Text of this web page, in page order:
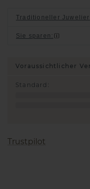
Traditioneller Juwelier
Sie sparen :
Voraussichtlicher
Standard :
Trustpilot